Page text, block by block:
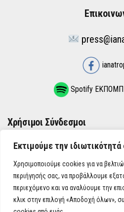
Εκτιμούμε την ιδιωτικότητά
Χρησιμοποιούμε cookies για να
περιήγησής σας, να προβάλλουμε
περιεχόμενο και να αναλύουμε την
κλικ στην επιλογή «Αποδοχή όλων»,
Spotify
Χρήσιμοι Σύνδεσμοι
ΌΡΟΙ ΧΡΉΣΗΣ
ΠΟΛΙΤΙΚΉ ΑΠΟΡΡΉΤΟΥ